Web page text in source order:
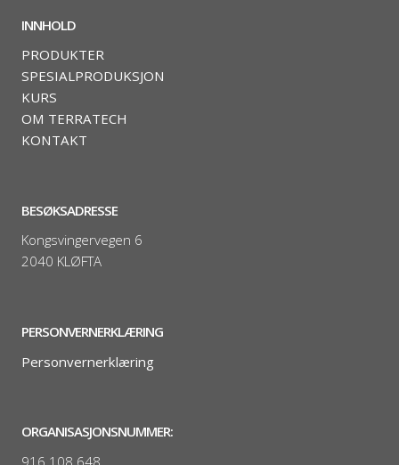
INNHOLD
PRODUKTER
SPESIALPRODUKSJON
KURS
OM TERRATECH
KONTAKT
BESØKSADRESSE
Kongsvingervegen 6
2040 KLØFTA
PERSONVERNERKLÆRING
Personvernerklæring
ORGANISASJONSNUMMER:
916 108 648